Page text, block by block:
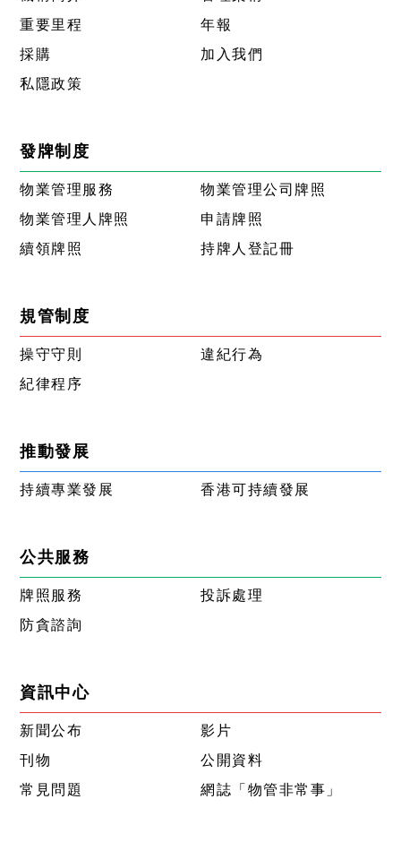
重要里程
年報
採購
加入我們
私隱政策
發牌制度
物業管理服務
物業管理公司牌照
物業管理人牌照
申請牌照
續領牌照
持牌人登記冊
規管制度
操守守則
違紀行為
紀律程序
推動發展
持續專業發展 香港可持續發展
公共服務
牌照服務
投訴處理
防貪諮詢
資訊中心
新聞公布
影片
刊物
公開資料
常見問題
網誌「物管非常事」